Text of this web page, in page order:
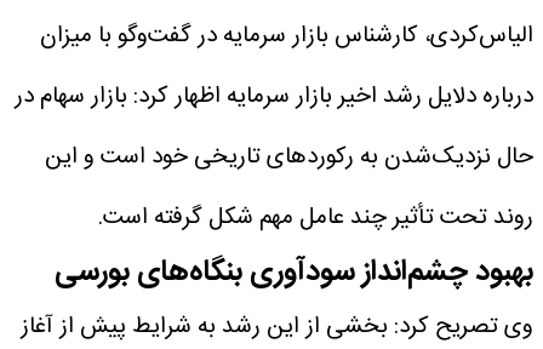
الیاس‌کردی، کارشناس بازار سرمایه در گفت‌وگو با میزان
درباره دلایل رشد اخیر بازار سرمایه اظهار کرد: بازار سهام در
حال نزدیک‌شدن به رکوردهای تاریخی خود است و این
روند تحت تأثیر چند عامل مهم شکل گرفته است.
بهبود چشم‌انداز سودآوری بنگاه‌های بورسی
وی تصریح کرد: بخشی از این رشد به شرایط پیش از آغاز